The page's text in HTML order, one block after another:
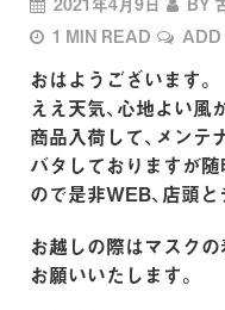
1 MIN READ
おはようございます。
ええ天気、心地よい風
商品入荷して、メンテ
バタしておりますが
ので是非WEB、店頭
お越しの際はマスク
お願いいたします。